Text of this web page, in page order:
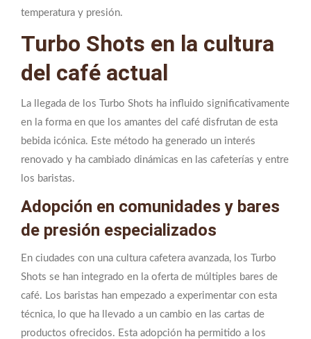
temperatura y presión.
Turbo Shots en la cultura
del café actual
La llegada de los Turbo Shots ha influido significativamente
en la forma en que los amantes del café disfrutan de esta
bebida icónica. Este método ha generado un interés
renovado y ha cambiado dinámicas en las cafeterías y entre
los baristas.
Adopción en comunidades y bares
de presión especializados
En ciudades con una cultura cafetera avanzada, los Turbo
Shots se han integrado en la oferta de múltiples bares de
café. Los baristas han empezado a experimentar con esta
técnica, lo que ha llevado a un cambio en las cartas de
productos ofrecidos. Esta adopción ha permitido a los